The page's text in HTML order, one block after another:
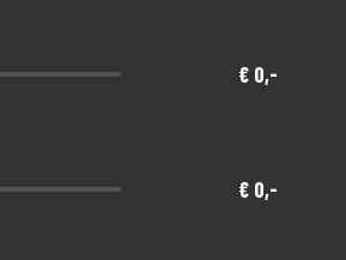
€ 0,-
€ 0,-